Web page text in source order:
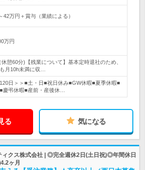
42万円＋賞与（業績による）
万円
憩60分)【残業について】基本定時退社のため、
月10h未満に収…
日＞＞■土・日■祝日休み■GW休暇■夏季休暇■
慶弔休暇■産前・産後休…
る 気になる
ィクス株式会社 | ◎完全週休2日(土日祝)◎年間休日
ヶ月